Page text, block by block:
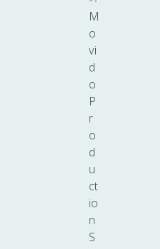
M
o
vi
d
o
P
r
o
d
u
ct
io
n
S